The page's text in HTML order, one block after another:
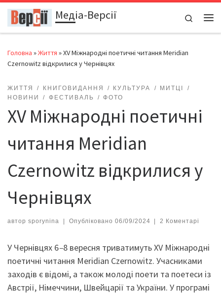
Перейти до вмістуМедіа-Версії
Search
Головна »Життя »ХV Міжнародні поетичні читання Meridian
Czernowitz відкрилися у Чернівцях
ЖИТТЯ КНИГОВИДАННЯ КУЛЬТУРА
МИТЦІ
НОВИНИ
ФЕСТИВАЛЬ ФОТО
ХV Міжнародні поетичні
читання Meridian
Czernowitz відкрилися у
Чернівцях
автор sporynina Опубліковано 06/09/2024 2 Коментарі
У Чернівцях 6–8 вересня триватимуть ХV Міжнародні
поетичні читання Meridian Czernowitz. Учасниками
заходів є відомі, а також молоді поети та поетеси із
Австрії, Німеччини, Швейцарії та України. У програмі